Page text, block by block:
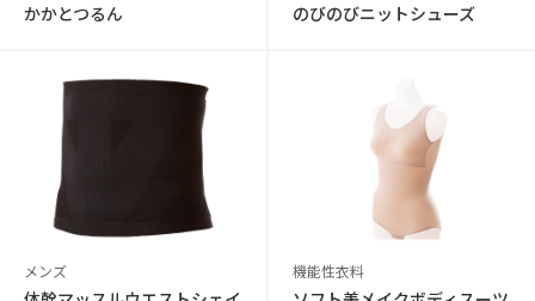
かかとつるん のびのびニットシューズ
メンズ 機能性衣料